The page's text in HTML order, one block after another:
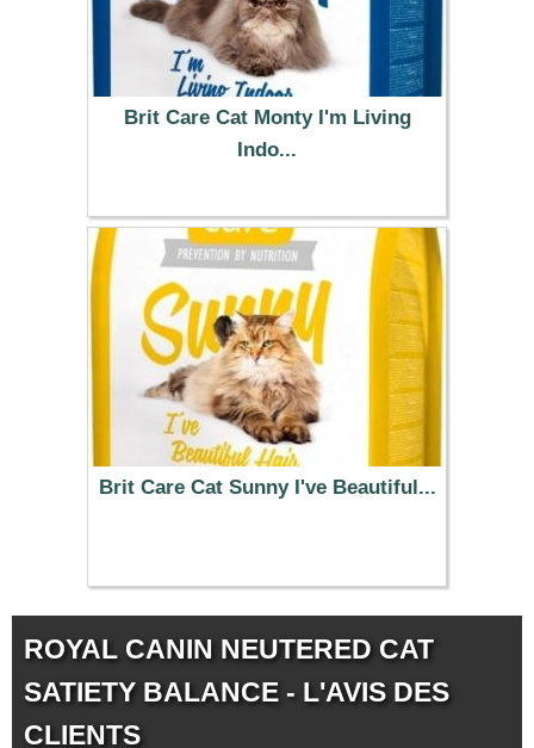
Brit Care Cat Monty I'm Living
Indo...
13.99 €
Brit Care Cat Sunny I've Beautiful...
13.99 €
ROYAL CANIN NEUTERED CAT
SATIETY BALANCE - L'AVIS DES
CLIENTS